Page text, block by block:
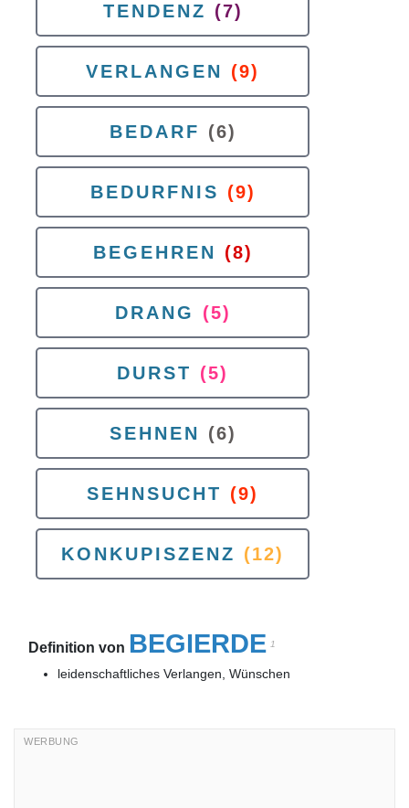
TENDENZ (7)
VERLANGEN (9)
BEDARF (6)
BEDURFNIS (9)
BEGEHREN (8)
DRANG (5)
DURST (5)
SEHNEN (6)
SEHNSUCHT (9)
KONKUPISZENZ (12)
Definition von BEGIERDE 1
leidenschaftliches Verlangen, Wünschen